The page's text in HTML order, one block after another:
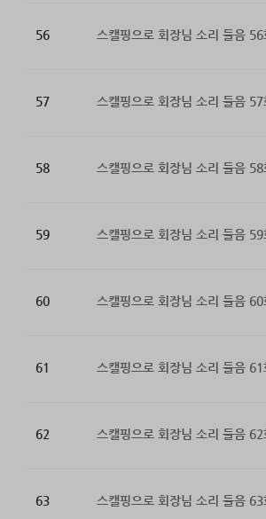
56 스캘핑으로 회장님 소리 들음 56
57 스캘핑으로 회장님 소리 들음 57
58 스캘핑으로 회장님 소리 들음 58
59 스캘핑으로 회장님 소리 들음 59
60 스캘핑으로 회장님 소리 들음 60
61 스캘핑으로 회장님 소리 들음 61
62 스캘핑으로 회장님 소리 들음 62
63 스캘핑으로 회장님 소리 들음 63